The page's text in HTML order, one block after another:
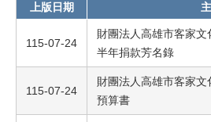
上版日期
115-07-24
財團法人高雄市客家
半年捐款芳名錄
115-07-24
財團法人高雄市客家
預算書